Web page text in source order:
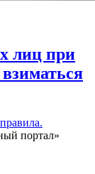
лиц при
портал»